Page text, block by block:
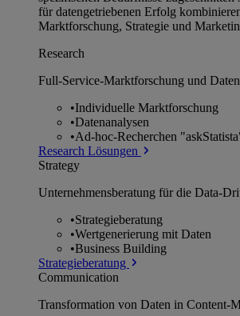
für datengetriebenen Erfolg
Marktforschung, Strategie und
Research
Full-Service-Marktforschung und
•Individuelle Marktforschung
•Datenanalysen
•Ad-hoc-Recherchen
Research Lösungen
Strategy
Unternehmens­beratung für die Data-
•Strategieberatung
•Wertgenerierung mit Daten
•Business Building
Strategieberatung
Communication
Transformation von Daten in Content-